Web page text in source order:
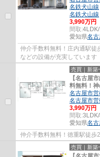
名鉄犬山線
名鉄犬山線
3,990万円
間取:
愛知県名
仲介手数料無料！庄内通駅徒
などの設備が充実しています
売買｜新築
【名古屋
料無料！
名古屋市
名古屋市
3,990万円
間取:
愛知県名
仲介手数料無料！徳重駅徒歩
売買｜新築